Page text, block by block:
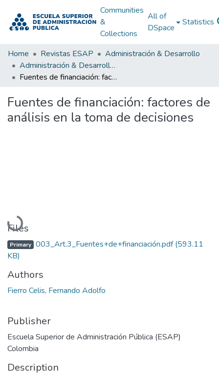
Communities
&
Collections
All of
DSpace
Statistics
Home Revistas ESAP
Administración & Desarrollo
Administración & Desarrollo; Vol. 52 No. 1 (2022)
Fuentes de financiación: factores de análisis en la toma de decisiones
Fuentes de financiación: factores de
análisis en la toma de decisiones
Loading...
Files
Primary 003_Art.3_Fuentes+de+financiación.pdf(593.11
KB)
Authors
Fierro Celis, Fernando Adolfo
Publisher
Escuela Superior de Administración Pública (ESAP)
Colombia
Description